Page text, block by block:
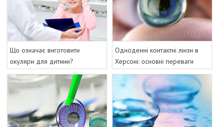
Що означає виготовити
окуляри для дитини?
Одноденні контактні лінзи в
Херсоні: основні переваги